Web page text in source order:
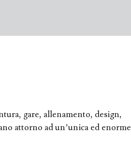
gare, allenamento, design,
attorno ad un’unica ed enorme